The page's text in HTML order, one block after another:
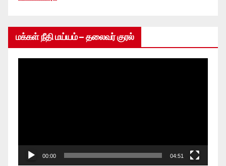
மக்கள் நீதி மய்யம் – தலைவர் குரல்
00:00 04:51